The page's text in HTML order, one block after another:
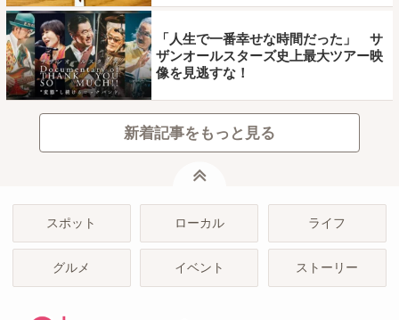
「人生で一番幸せな時間だった」 サ
ザンオールスターズ史上最大ツアー映
像を見逃すな！
新着記事をもっと見る
スポット ローカル ライフ
グルメ イベント ストーリー